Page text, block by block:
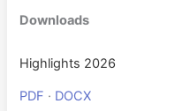
Downloads
Highlights 2026
PDF · DOCX